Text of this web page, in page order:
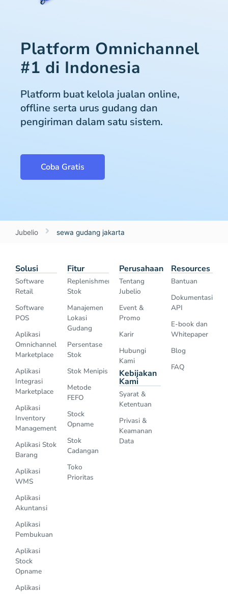
Platform Omnichannel
#1 di Indonesia
Platform buat kelola jualan online,
offline serta urus gudang dan
pengiriman dalam satu sistem.
Coba Gratis
Jubelio sewa gudang jakarta
Solusi
Software
Retail
Software
POS
Aplikasi
Omnichannel
Marketplace
Aplikasi
Integrasi
Marketplace
Aplikasi
Inventory
Management
Aplikasi Stok
Barang
Aplikasi
WMS
Aplikasi
Akuntansi
Aplikasi
Pembukuan
Aplikasi
Stock
Opname
Aplikasi
Fitur
Replenishment
Stok
Manajemen
Lokasi
Gudang
Persentase
Stok
Stok Menipis
Metode
FEFO
Stock
Opname
Stok
Cadangan
Toko
Prioritas
Perusahaan
Tentang
Jubelio
Event &
Promo
Karir
Hubungi
Kami
Kebijakan
Kami
Syarat &
Ketentuan
Privasi &
Keamanan
Data
Resources
Bantuan
Dokumentasi
API
E-book dan
Whitepaper
Blog
FAQ